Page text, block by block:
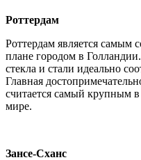
Роттердам
Роттердам является самым
плане городом в
стекла и стали идеально
Главная
считается самый крупным
мире.
Зансе-Сханс